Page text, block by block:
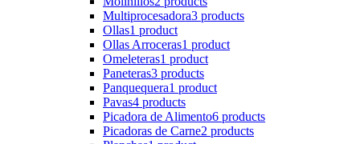
Multiprocesadora3 products
Ollas1 product
Ollas Arroceras1 product
Omeleteras1 product
Paneteras3 products
Panquequera1 product
Pavas4 products
Picadora de Alimento6 products
Picadoras de Carne2 products